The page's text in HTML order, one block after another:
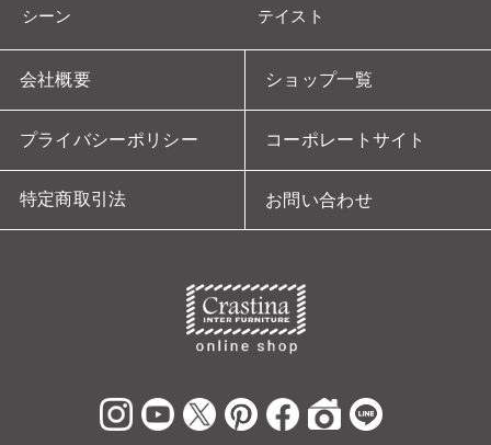
会社概要 ショップ一覧
プライバシーポリシー コーポレートサイト
特定商取引法 お問い合わせ
シーン
テイスト